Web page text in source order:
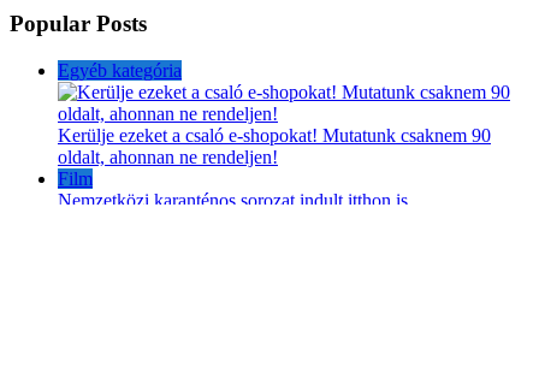
Popular Posts
Egyéb kategória
Kerülje ezeket a csaló e-shopokat! Mutatunk csaknem 90
oldalt, ahonnan ne rendeljen!
Film
Nemzetközi karanténos sorozat indult itthon is